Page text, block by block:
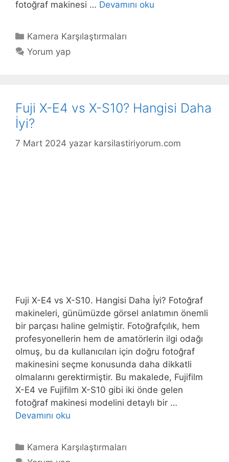
fotoğraf makinesi … Devamını oku
Kategoriler
Kamera Karşılaştırmaları
Yorum yap
Fuji X-E4 vs X-S10? Hangisi Daha
İyi?
7 Mart 2024 yazar karsilastiriyorum.com
Fuji X-E4 vs X-S10. Hangisi Daha İyi? Fotoğraf
makineleri, günümüzde görsel anlatımın önemli
bir parçası haline gelmiştir. Fotoğrafçılık, hem
profesyonellerin hem de amatörlerin ilgi odağı
olmuş, bu da kullanıcıları için doğru fotoğraf
makinesini seçme konusunda daha dikkatli
olmalarını gerektirmiştir. Bu makalede, Fujifilm
X-E4 ve Fujifilm X-S10 gibi iki önde gelen
fotoğraf makinesi modelini detaylı bir …
Devamını oku
Kategoriler
Kamera Karşılaştırmaları